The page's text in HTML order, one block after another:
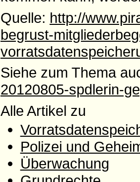
Quelle: http://
begrust-
Siehe zum Thema
20120805-spdlerin-
Alle Artikel zu
Polizei und
Überwachung